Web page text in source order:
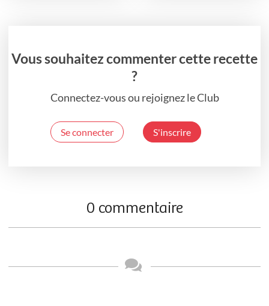
Vous souhaitez commenter cette recette
?
Connectez-vous ou rejoignez le Club
Se connecter S'inscrire
0 commentaire